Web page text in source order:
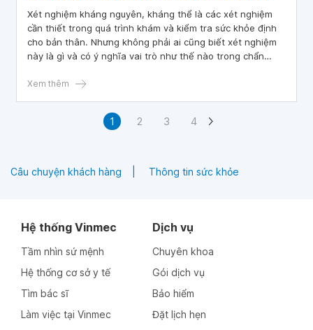
Xét nghiệm kháng nguyên, kháng thể là các xét nghiệm
cần thiết trong quá trình khám và kiểm tra sức khỏe định
cho bản thân. Nhưng không phải ai cũng biết xét nghiệm
này là gì và có ý nghĩa vai trò như thế nào trong chẩn
Xem thêm
1 2 3 4
Câu chuyện khách hàng Thông tin sức khỏe
Hệ thống Vinmec
Tầm nhìn sứ mệnh
Hệ thống cơ sở y tế
Tìm bác sĩ
Làm việc tại Vinmec
Dịch vụ
Chuyên khoa
Gói dịch vụ
Bảo hiểm
Đặt lịch hẹn